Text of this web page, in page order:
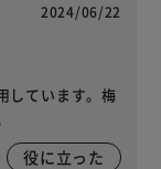
2024/06/22
しています。梅
役に立った